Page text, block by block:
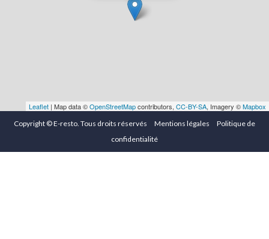
Leaflet | Map data ©OpenStreetMapcontributors, CC-BY-SA, Imagery ©Mapbox
Copyright ©E-resto. Tous droits réservés Mentions légales
Politique de
confidentialité